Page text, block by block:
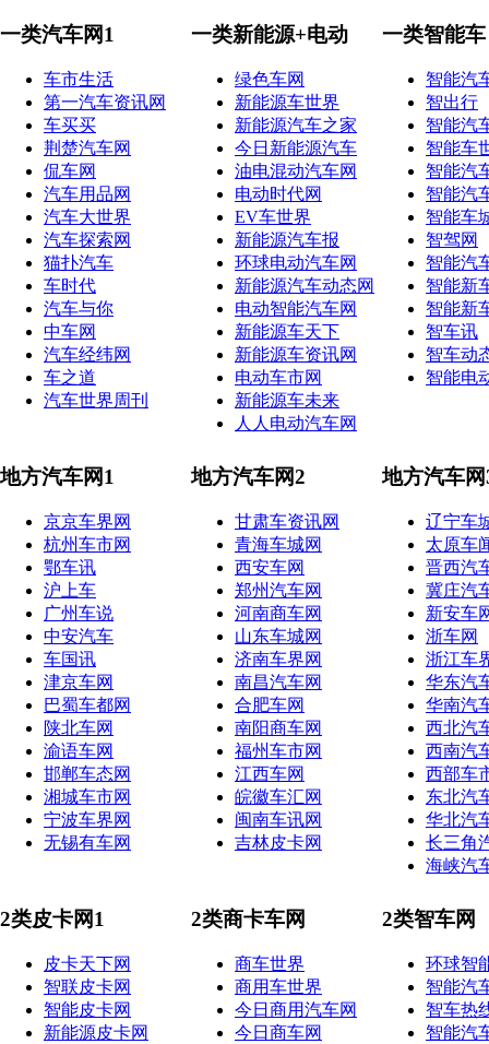
一类汽车网1
车市生活
第一汽车资讯网
车买买
荆楚汽车网
侃车网
汽车用品网
汽车大世界
汽车探索网
猫扑汽车
车时代
汽车与你
中车网
汽车经纬网
车之道
汽车世界周刊
一类新能源+电动
绿色车网
新能源车世界
新能源汽车之家
今日新能源汽车
油电混动汽车网
电动时代网
EV车世界
新能源汽车报
环球电动汽车网
新能源汽车动态网
电动智能汽车网
新能源车天下
新能源车资讯网
电动车市网
新能源车未来
人人电动汽车网
一类智能车
智能汽
智出行
智能汽
智能车
智能汽
智能汽
智能车
智驾网
智能汽
智能新
智能新
智车讯
智车动
智能电
地方汽车网1
京京车界网
杭州车市网
鄂车讯
沪上车
广州车说
中安汽车
车国讯
津京车网
巴蜀车都网
陕北车网
渝语车网
邯郸车态网
湘城车市网
宁波车界网
无锡有车网
地方汽车网2
甘肃车资讯网
青海车城网
西安车网
郑州汽车网
河南商车网
山东车城网
济南车界网
南昌汽车网
合肥车网
南阳商车网
福州车市网
江西车网
皖徽车汇网
闽南车讯网
吉林皮卡网
地方汽车网
辽宁车
太原车
晋西汽
冀庄汽
新安车
浙车网
浙江车
华东汽
华南汽
西北汽
西南汽
西部车
东北汽
华北汽
长三角
海峡汽
2类皮卡网1
皮卡天下网
智联皮卡网
智能皮卡网
新能源皮卡网
2类商卡车网
商车世界
商用车世界
今日商用汽车网
今日商车网
2类智车网
环球智
智能汽
智车热
智能汽